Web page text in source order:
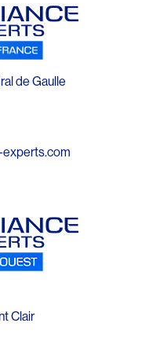
de Gaulle
Clair